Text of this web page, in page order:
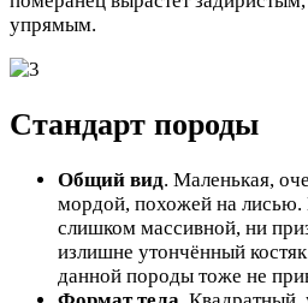
упрямым.
Стандарт породы
Общий вид. Маленькая,
мордой, похожей на
слишком массивной, ни
излишне утончённый
данной породы тоже не